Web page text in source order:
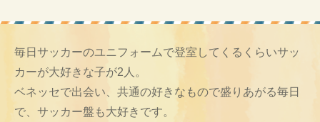
毎日サッカーのユニフォームで登室してくるくらいサッ
カーが大好きな子が2人。
ベネッセで出会い、共通の好きなもので盛りあがる毎日
で、サッカー盤も大好きです。